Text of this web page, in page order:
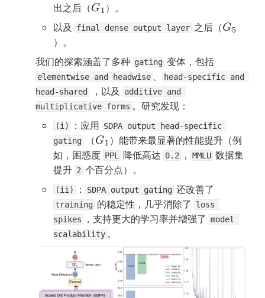
出之后（G1 ）。
以及
final dense output layer 之后（G5
）。
我们的探索涵盖了多种 gating
elementwise and headwise 、
head-specific and
head-shared
，以及
additive and
multiplicative forms 。研究发现：
(i) ：应用 SDPA output head-specific
gating
（G1 ）能带来最显著的性能提升（例
如，困惑度 PPL 降低高达 0.2 ， MMLU 数据集
提升 2 个百分点）。
(ii) ： SDPA output gating
training 的稳定性，几乎消除了
loss
spikes
，支持更大的学习率并增强了 model
scalability 。